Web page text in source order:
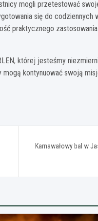
mogli przetestować
się do codziennych
praktycznego
której jesteśmy
kontynuować swoją
Karnawałowy bal w